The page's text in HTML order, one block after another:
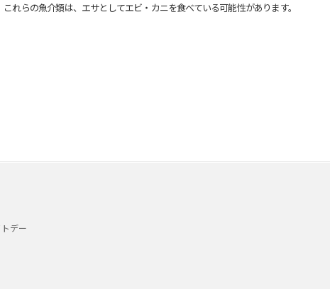
らの魚介類は、エサとしてエビ・カニを食べている可能性があります。
デー